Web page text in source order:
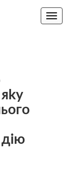
Toggle
яky